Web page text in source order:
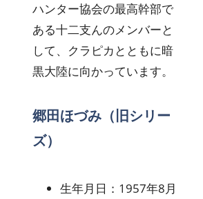
ハンター協会の最高幹部で
ある十二支んのメンバーと
して、クラピカとともに暗
黒大陸に向かっています。
郷田ほづみ（旧シリー
ズ）
生年月日：1957年8月